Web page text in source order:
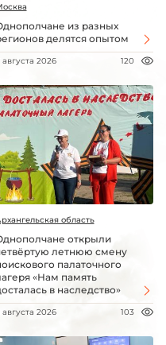
из разных
делятся опытом
августа 2026 120
область
открыли
летнюю смену
палаточного
«Нам память
в наследство»
августа 2026 103